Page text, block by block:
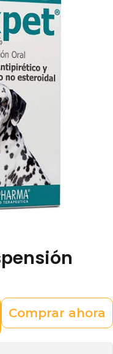
Comprar ahora